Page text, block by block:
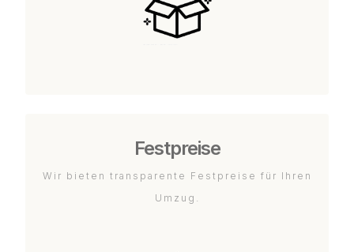
Festpreise
Wir bieten transparente Festpreise für Ihren
Umzug.